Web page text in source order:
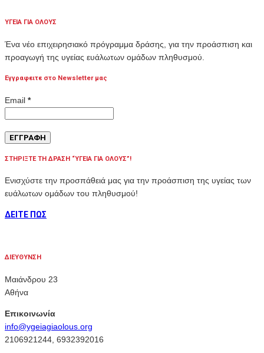
ΥΓΕΙΑ ΓΙΑ ΟΛΟΥΣ
Ένα νέο επιχειρησιακό πρόγραμμα δράσης, για την προάσπιση και
προαγωγή της υγείας ευάλωτων ομάδων πληθυσμού.
Εγγραφειτε στο Newsletter μας
Email *
ΣΤΗΡΙΞΤΕ ΤΗ ΔΡΑΣΗ “ΥΓΕΙΑ ΓΙΑ ΟΛΟΥΣ”!
Ενισχύστε την προσπάθειά μας για την προάσπιση της υγείας των
ευάλωτων ομάδων του πληθυσμού!
ΔΕΙΤΕ ΠΩΣ
ΔΙΕΥΘΥΝΣΗ
Μαιάνδρου 23
Αθήνα
Επικοινωνία
info@ygeiagiaolous.org
2106921244, 6932392016